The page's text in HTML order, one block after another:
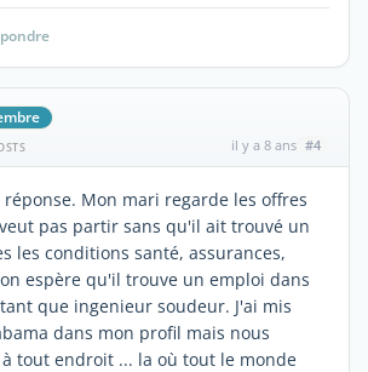
il y a 8 ans #4
Mon mari regarde les offres
pas partir sans qu'il ait trouvé un
les conditions santé, assurances,
espère qu'il trouve un emploi dans
que ingenieur soudeur. J'ai mis
dans mon profil mais nous
tout endroit ... la où tout le monde